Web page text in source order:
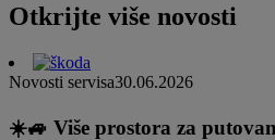
Otkrijte više novosti
Novosti servisa30.06.2026
☀️🚙 Više prostora za